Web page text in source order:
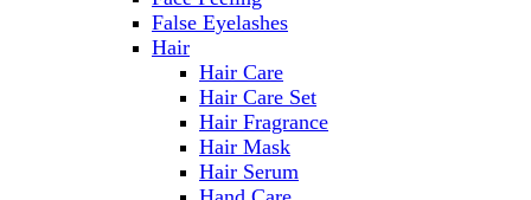
False Eyelashes
Hair
Hair Care
Hair Care Set
Hair Fragrance
Hair Mask
Hair Serum